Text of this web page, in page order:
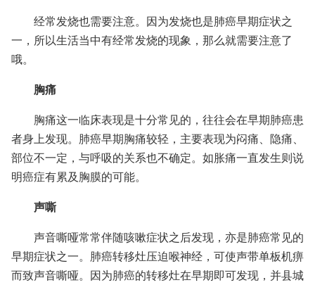
经常发烧也需要注意。因为发烧也是肺癌早期症状之
一，所以生活当中有经常发烧的现象，那么就需要注意了
哦。
胸痛
胸痛这一临床表现是十分常见的，往往会在早期肺癌患
者身上发现。肺癌早期胸痛较轻，主要表现为闷痛、隐痛、
部位不一定，与呼吸的关系也不确定。如胀痛一直发生则说
明癌症有累及胸膜的可能。
声嘶
声音嘶哑常常伴随咳嗽症状之后发现，亦是肺癌常见的
早期症状之一。肺癌转移灶压迫喉神经，可使声带单板机痹
而致声音嘶哑。因为肺癌的转移灶在早期即可发现，并县城